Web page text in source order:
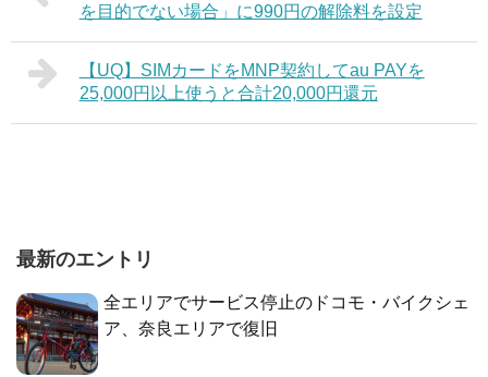
を目的でない場合」に990円の解除料を設定
【UQ】SIMカードをMNP契約してau PAYを
25,000円以上使うと合計20,000円還元
最新のエントリ
全エリアでサービス停止のドコモ・バイクシェ
ア、奈良エリアで復旧